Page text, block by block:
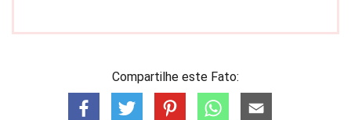
Compartilhe este Fato: